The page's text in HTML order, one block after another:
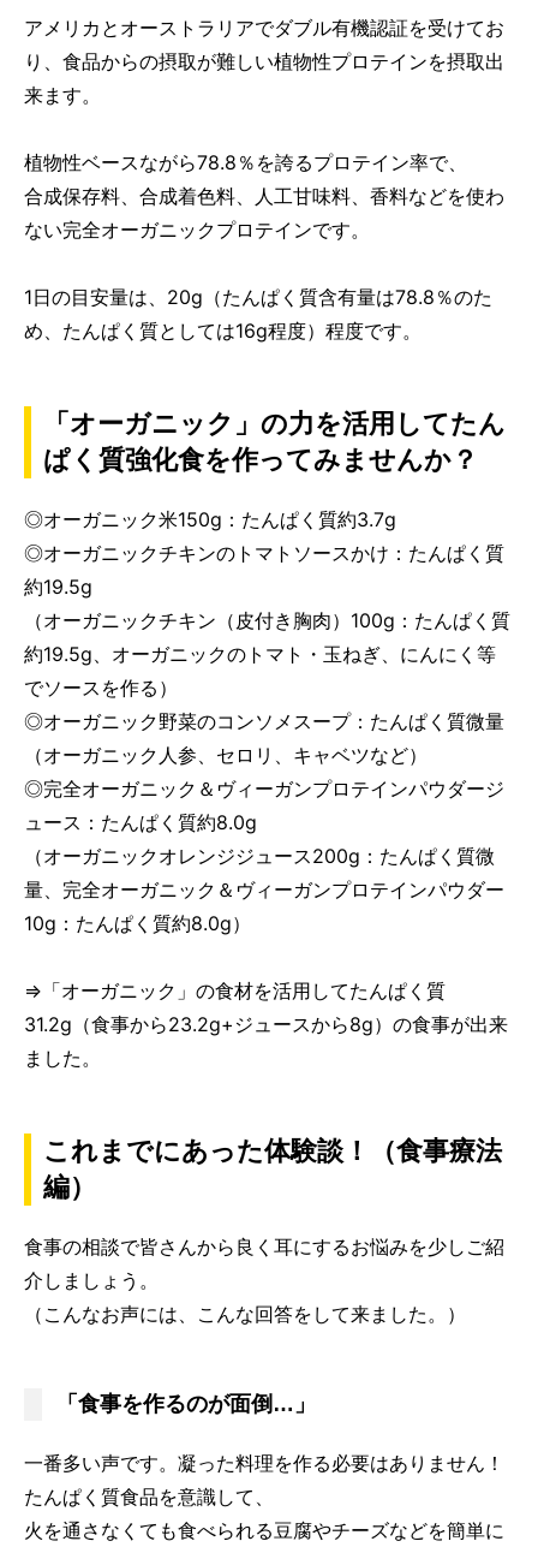
アメリカとオーストラリアでダブル有機認証を受けてお
り、食品からの摂取が難しい植物性プロテインを摂取出
来ます。
植物性ベースながら78.8％を誇るプロテイン率で、
合成保存料、合成着色料、人工甘味料、香料などを使わ
ない完全オーガニックプロテインです。
1日の目安量は、20g（たんぱく質含有量は78.8％のた
め、たんぱく質としては16g程度）程度です。
「オーガニック」の力を活用してたん
ぱく質強化食を作ってみませんか？
◎オーガニック米150g：たんぱく質約3.7g
◎オーガニックチキンのトマトソースかけ：たんぱく質
約19.5g
（オーガニックチキン（皮付き胸肉）100g：たんぱく質
約19.5g、オーガニックのトマト・玉ねぎ、にんにく等
でソースを作る）
◎オーガニック野菜のコンソメスープ：たんぱく質微量
（オーガニック人参、セロリ、キャベツなど）
◎完全オーガニック＆ヴィーガンプロテインパウダージ
ュース：たんぱく質約8.0g
（オーガニックオレンジジュース200g：たんぱく質微
量、完全オーガニック＆ヴィーガンプロテインパウダー
10g：たんぱく質約8.0g）
⇒「オーガニック」の食材を活用してたんぱく質
31.2g（食事から23.2g+ジュースから8g）の食事が出来
ました。
これまでにあった体験談！（食事療法
編）
食事の相談で皆さんから良く耳にするお悩みを少しご紹
介しましょう。
（こんなお声には、こんな回答をして来ました。）
「食事を作るのが面倒…」
一番多い声です。凝った料理を作る必要はありません！
たんぱく質食品を意識して、
火を通さなくても食べられる豆腐やチーズなどを簡単に